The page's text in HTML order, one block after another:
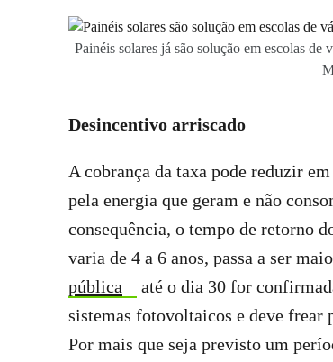
Painéis solares já são solução em escolas
Desincentivo arriscado
A cobrança da taxa pode reduzir
pela energia que geram e não
consequência, o tempo de retorno
varia de 4 a 6 anos, passa a ser
pública
até o dia 30 for
sistemas fotovoltaicos e deve frear
Por mais que seja previsto um